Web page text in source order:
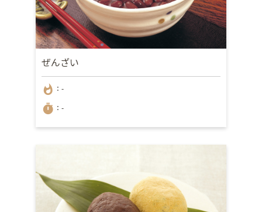
ぜんざい
whatshot ：-
timer ：-